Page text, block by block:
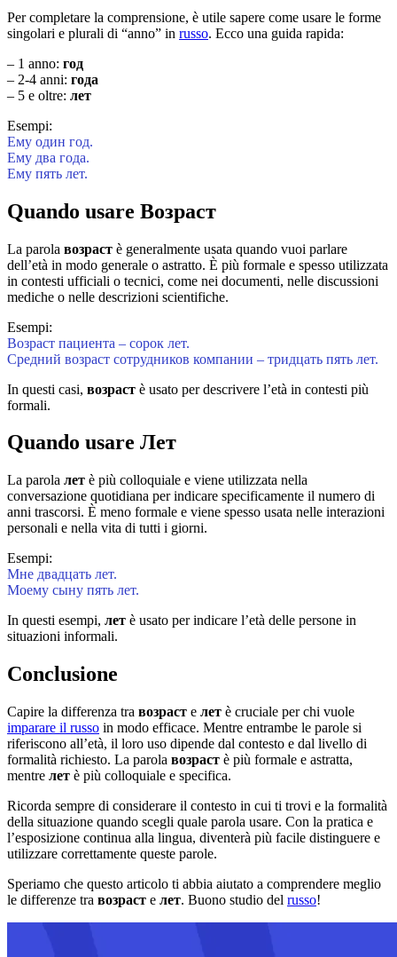
Per completare la comprensione, è utile sapere come usare le forme
singolari e plurali di “anno” in russo. Ecco una guida rapida:
– 1 anno: год
– 2-4 anni: года
– 5 e oltre: лет
Esempi:
Ему один год.
Ему два года.
Ему пять лет.
Quando usare Возраст
La parola возраст è generalmente usata quando vuoi parlare
dell’età in modo generale o astratto. È più formale e spesso utilizzata
in contesti ufficiali o tecnici, come nei documenti, nelle discussioni
mediche o nelle descrizioni scientifiche.
Esempi:
Возраст пациента – сорок лет.
Средний возраст сотрудников компании – тридцать пять лет.
In questi casi, возраст è usato per descrivere l’età in contesti più
formali.
Quando usare Лет
La parola лет è più colloquiale e viene utilizzata nella
conversazione quotidiana per indicare specificamente il numero di
anni trascorsi. È meno formale e viene spesso usata nelle interazioni
personali e nella vita di tutti i giorni.
Esempi:
Мне двадцать лет.
Моему сыну пять лет.
In questi esempi, лет è usato per indicare l’età delle persone in
situazioni informali.
Conclusione
Capire la differenza tra возраст e лет è cruciale per chi vuole
imparare il russo in modo efficace. Mentre entrambe le parole si
riferiscono all’età, il loro uso dipende dal contesto e dal livello di
formalità richiesto. La parola возраст è più formale e astratta,
mentre лет è più colloquiale e specifica.
Ricorda sempre di considerare il contesto in cui ti trovi e la formalità
della situazione quando scegli quale parola usare. Con la pratica e
l’esposizione continua alla lingua, diventerà più facile distinguere e
utilizzare correttamente queste parole.
Speriamo che questo articolo ti abbia aiutato a comprendere meglio
le differenze tra возраст e лет. Buono studio del russo!